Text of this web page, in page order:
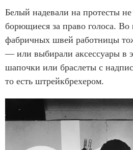
Белый надевали на протесты
борющиеся за право голоса. Во
фабричных швей работницы
— или выбирали аксессуары в
шапочки или браслеты с
то есть штрейкбрехером.